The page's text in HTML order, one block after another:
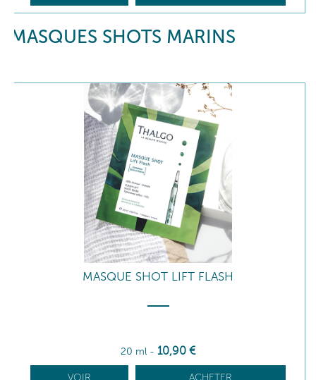
MASQUES SHOTS MARINS
MASQUE SHOT LIFT FLASH
20 ml - 10,90 €
VOIR ACHETER